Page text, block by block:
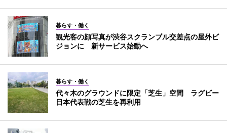
暮らす・働く
観光客の顔写真が渋谷スクランブル交差点の屋外ビ
ジョンに 新サービス始動へ
暮らす・働く
代々木のグラウンドに限定「芝生」空間 ラグビー
日本代表戦の芝生を再利用